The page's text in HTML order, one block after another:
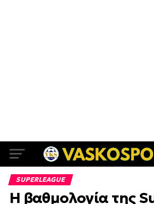
SUPERLEAGUE
Η βαθμολογία της